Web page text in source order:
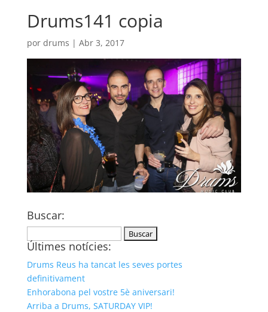
Drums141 copia
por drums | Abr 3, 2017
Buscar:
Últimes notícies:
Drums Reus ha tancat les seves portes
definitivament
Enhorabona pel vostre 5è aniversari!
Arriba a Drums, SATURDAY VIP!